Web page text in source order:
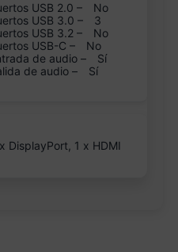
USB 2.0 –
No
USB 3.0 –
3
USB 3.2 –
No
USB-C –
No
de audio –
Sí
de audio –
Sí
DisplayPort, 1 x HDMI